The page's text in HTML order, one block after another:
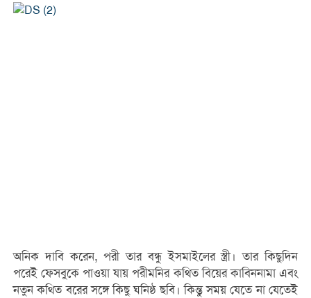
অনিক দাবি করেন, পরী তার বন্ধু ইসমাইলের স্ত্রী। তার কিছুদিন
পরেই ফেসবুকে পাওয়া যায় পরীমনির কথিত বিয়ের কাবিননামা এবং
নতুন কথিত বরের সঙ্গে কিছু ঘনিষ্ঠ ছবি। কিন্তু সময় যেতে না যেতেই